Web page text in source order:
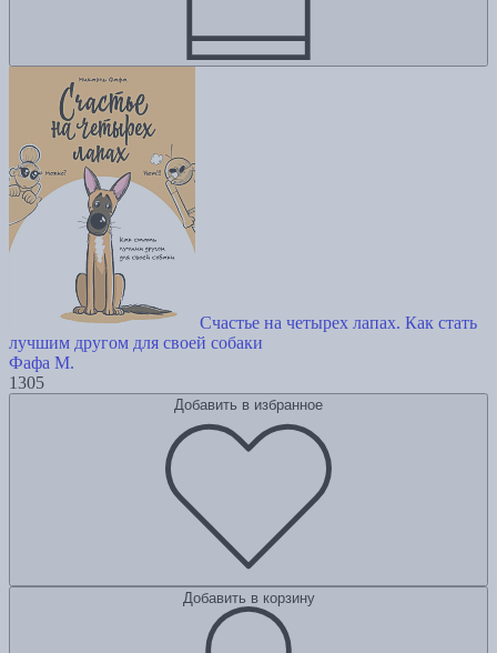
Счастье на четырех лапах. Как стать
лучшим другом для своей собаки
Фафа М.
1305
Добавить в избранное
Добавить в корзину